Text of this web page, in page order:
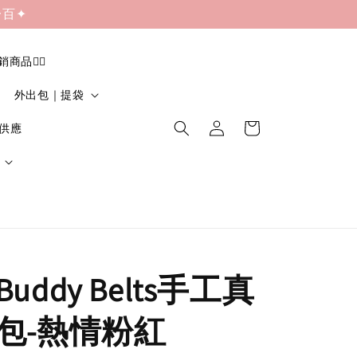
百✦
商品❤️‍🔥
外出包｜提袋
應
Belts手工真
-熱情粉紅